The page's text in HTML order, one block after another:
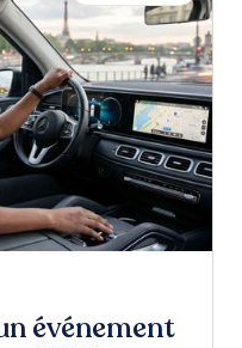
événement